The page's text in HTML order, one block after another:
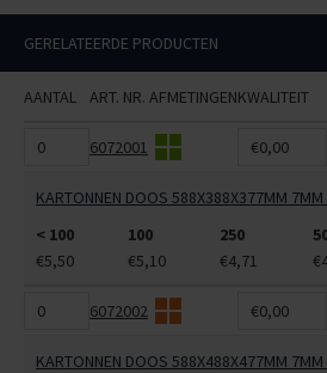
GERELATEERDE PRODUCTEN
AANTAL ART. NR. AFMETINGENKWALITEIT
6072001 €0,00
KARTONNEN DOOS 588X388X377MM 7MM
< 100
100 250
€5,50
€5,10 €4,71
6072002 €0,00
KARTONNEN DOOS 588X488X477MM 7MM